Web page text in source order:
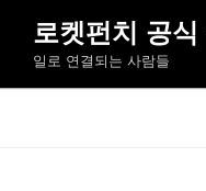
로
로켓펀치 공식
일로 연결되는 사람들